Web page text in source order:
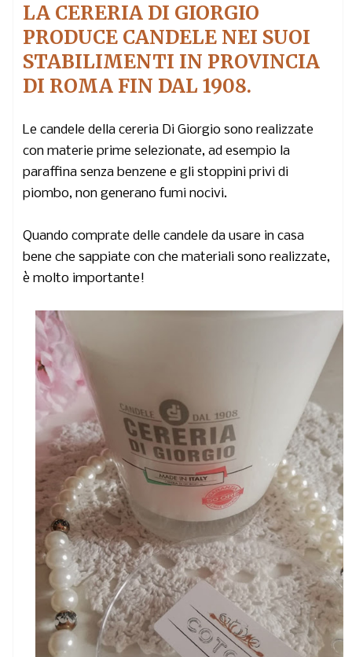
LA CERERIA DI GIORGIO
PRODUCE CANDELE NEI SUOI
STABILIMENTI IN PROVINCIA
DI ROMA FIN DAL 1908.
Le candele della cereria Di Giorgio sono realizzate
con materie prime selezionate, ad esempio la
paraffina senza benzene e gli stoppini privi di
piombo, non generano fumi nocivi.
Quando comprate delle candele da usare in casa
bene che sappiate con che materiali sono realizzate,
è molto importante!